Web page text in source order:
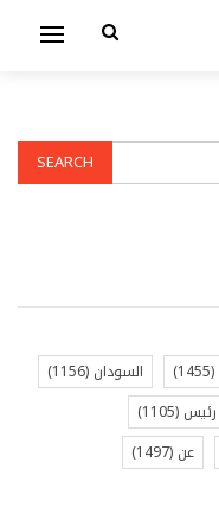
(1455) السودان (1156)
رئيس (1105)
عن (1497)